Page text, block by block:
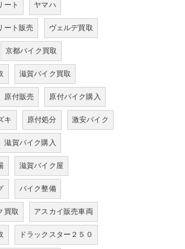
ート ヤマハ
ート販売 ヴェルデ買取
京都バイク買取
滋賀バイク買取
原付販売 原付バイク購入
キ 原付処分 激安バイク
滋賀バイク購入
滋賀バイク屋
バイク整備
買取 アスカイ販売車両
ドラックスター２５０